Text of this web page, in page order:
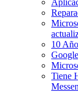
10
Tiene